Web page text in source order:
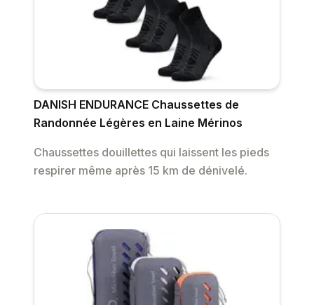
DANISH ENDURANCE Chaussettes de
Randonnée Légères en Laine Mérinos
Chaussettes douillettes qui laissent les pieds
respirer même après 15 km de dénivelé.